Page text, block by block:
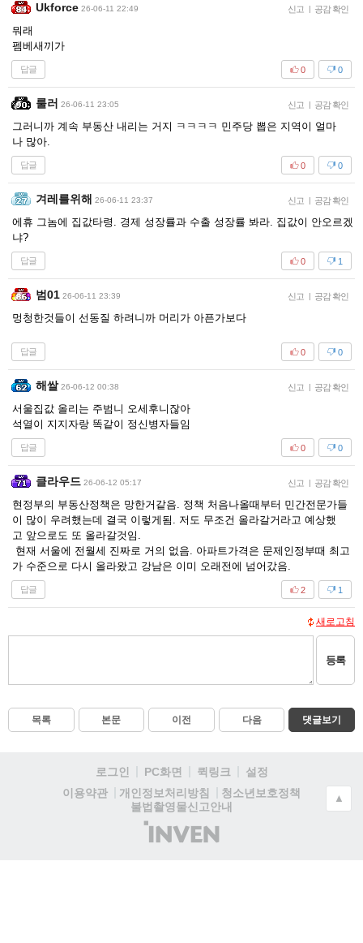
Ukforce 26-06-11 22:49 신고 공감 확인
뭐래
펨베새끼가
답글 0
0
룰러 26-06-11 23:05 신고 공감 확인
그러니까 계속 부동산 내리는 거지 ㅋㅋㅋㅋ 민주당 뽑은 지역이 얼마
나 많아.
답글 0
0
겨레를위해 26-06-11 23:37 신고 공감 확인
에휴 그놈에 집값타령. 경제 성장률과 수출 성장률 봐라. 집값이 안오르겠
냐?
답글 1
0
범01 26-06-11 23:39 신고 공감 확인
멍청한것들이 선동질 하려니까 머리가 아픈가보다
답글 0
0
해쌀 26-06-12 00:38 신고 공감 확인
서울집값 올리는 주범니 오세후니잖아
석열이 지지자랑 똑같이 정신병자들임
답글 0
0
클라우드 26-06-12 05:17 신고 공감 확인
현정부의 부동산정책은 망한거같음. 정책 처음나올때부터 민간전문가들
이 많이 우려했는데 결국 이렇게됨. 저도 무조건 올라갈거라고 예상했
고 앞으로도 또 올라갈것임.
현재 서울에 전월세 진짜로 거의 없음. 아파트가격은 문제인정부때 최고
가 수준으로 다시 올라왔고 강남은 이미 오래전에 넘어갔음.
답글 1
2
새로고침
등록
목록 본문 이전 다음 댓글보기
로그인 PC화면 퀵링크
설정
이용약관
개인정보처리방침
청소년보호정책
불법촬영물신고안내
(주)
인
▲